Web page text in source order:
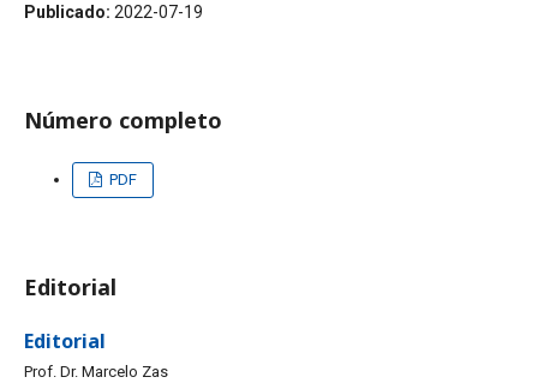
Publicado: 2022-07-19
Número completo
PDF
Editorial
Editorial
Prof. Dr. Marcelo Zas